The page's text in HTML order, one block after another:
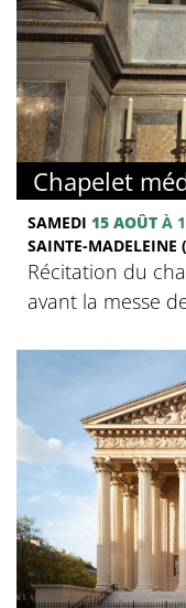
Chapelet
SAMEDI 15 AOÛT À
SAINTE-MADELEINE
Récitation du
avant la messe